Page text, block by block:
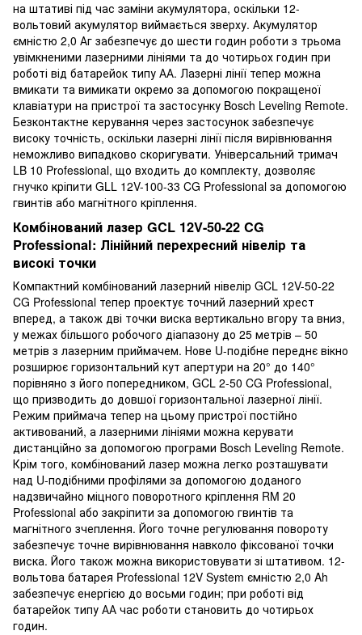
на штативі під час заміни акумулятора, оскільки 12-
вольтовий акумулятор виймається зверху. Акумулятор
ємністю 2,0 Аг забезпечує до шести годин роботи з трьома
увімкненими лазерними лініями та до чотирьох годин при
роботі від батарейок типу АА. Лазерні лінії тепер можна
вмикати та вимикати окремо за допомогою покращеної
клавіатури на пристрої та застосунку Bosch Leveling Remote.
Безконтактне керування через застосунок забезпечує
високу точність, оскільки лазерні лінії після вирівнювання
неможливо випадково скоригувати. Універсальний тримач
LB 10 Professional, що входить до комплекту, дозволяє
гнучко кріпити GLL 12V-100-33 CG Professional за допомогою
гвинтів або магнітного кріплення.
Комбінований лазер GCL 12V-50-22 CG
Professional: Лінійний перехресний нівелір та
високі точки
Компактний комбінований лазерний нівелір GCL 12V-50-22
CG Professional тепер проектує точний лазерний хрест
вперед, а також дві точки виска вертикально вгору та вниз,
у межах більшого робочого діапазону до 25 метрів – 50
метрів з лазерним приймачем. Нове U-подібне переднє вікно
розширює горизонтальний кут апертури на 20° до 140°
порівняно з його попередником, GCL 2-50 CG Professional,
що призводить до довшої горизонтальної лазерної лінії.
Режим приймача тепер на цьому пристрої постійно
активований, а лазерними лініями можна керувати
дистанційно за допомогою програми Bosch Leveling Remote.
Крім того, комбінований лазер можна легко розташувати
над U-подібними профілями за допомогою доданого
надзвичайно міцного поворотного кріплення RM 20
Professional або закріпити за допомогою гвинтів та
магнітного зчеплення. Його точне регулювання повороту
забезпечує точне вирівнювання навколо фіксованої точки
виска. Його також можна використовувати зі штативом. 12-
вольтова батарея Professional 12V System ємністю 2,0 Ah
забезпечує енергією до восьми годин; при роботі від
батарейок типу АА час роботи становить до чотирьох
годин.